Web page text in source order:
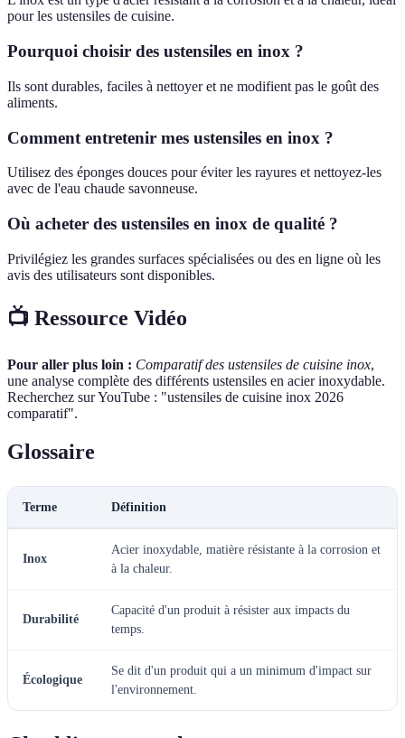
pour les ustensiles de cuisine.
Pourquoi choisir des ustensiles en inox ?
Ils sont durables, faciles à nettoyer et ne modifient pas le goût des
aliments.
Comment entretenir mes ustensiles en inox ?
Utilisez des éponges douces pour éviter les rayures et nettoyez-les
avec de l'eau chaude savonneuse.
Où acheter des ustensiles en inox de qualité ?
Privilégiez les grandes surfaces spécialisées ou des en ligne où les
avis des utilisateurs sont disponibles.
📺 Ressource Vidéo
Pour aller plus loin : Comparatif des ustensiles de cuisine inox,
une analyse complète des différents ustensiles en acier inoxydable.
Recherchez sur YouTube : "ustensiles de cuisine inox 2026
comparatif".
Glossaire
Terme Définition
Inox
Acier inoxydable, matière résistante à la corrosion et
à la chaleur.
Durabilité
Capacité d'un produit à résister aux impacts du
temps.
Écologique
Se dit d'un produit qui a un minimum d'impact sur
l'environnement.